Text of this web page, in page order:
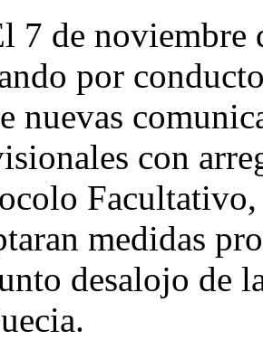
7 de noviembre
por
nuevas
con
medidas
desalojo de